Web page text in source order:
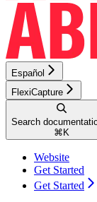
Español
FlexiCapture
Search
⌘ K
Website
Get Started
Get Started